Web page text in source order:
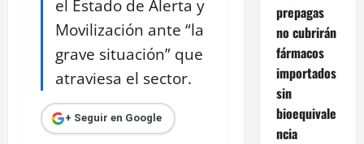
el Estado de Alerta y
Movilización ante “la
grave situación” que
atraviesa el sector.
+ Seguir en Google
prepagas
no cubrirán
fármacos
importados
sin
bioequivale
ncia